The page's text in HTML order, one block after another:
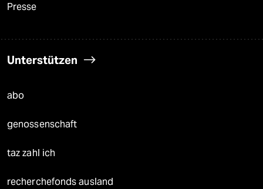
Presse
Unterstützen
abo
genossenschaft
taz zahl ich
recherchefonds ausland